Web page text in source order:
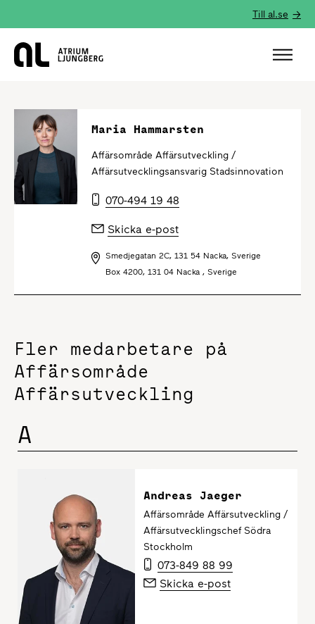
Till al.se
Hem
Maria Hammarsten
Affärsområde Affärsutveckling /
Affärsutvecklingsansvarig Stadsinnovation
070-494 19 48
Skicka e-post
Smedjegatan 2C, 131 54 Nacka, Sverige
Box 4200, 131 04 Nacka , Sverige
Fler medarbetare på
Affärsområde
Affärsutveckling
A
Andreas Jaeger
Affärsområde Affärsutveckling /
Affärsutvecklingschef Södra
Stockholm
073-849 88 99
Skicka e-post